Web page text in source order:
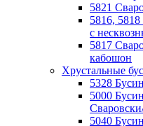
5821
5816,
с
5817
кабошон
Хрустальные
5328
5000
5040